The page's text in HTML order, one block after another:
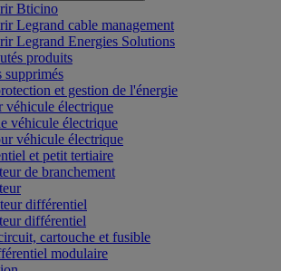
Bticino
Legrand cable management
Legrand Energies Solutions
produits
supprimés
et gestion de l'énergie
véhicule électrique
véhicule électrique
véhicule électrique
et petit tertiaire
de branchement
différentiel
différentiel
cartouche et fusible
modulaire